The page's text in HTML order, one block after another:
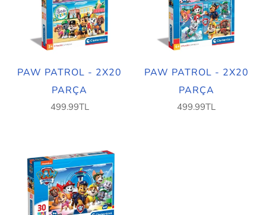
PAW PATROL - 2X20
PARÇA
499.99TL
PAW PATROL - 2X20
PARÇA
499.99TL